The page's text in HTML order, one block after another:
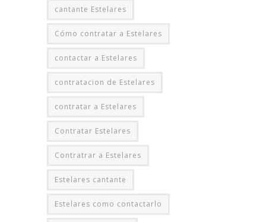
cantante Estelares
Cómo contratar a Estelares
contactar a Estelares
contratacion de Estelares
contratar a Estelares
Contratar Estelares
Contratrar a Estelares
Estelares cantante
Estelares como contactarlo